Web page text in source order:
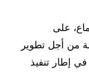
على
من أجل تطوير
في إطار تنفيذ